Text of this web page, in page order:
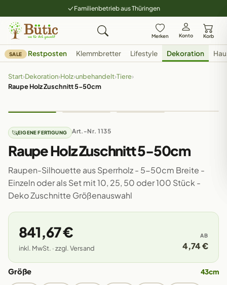
Familienbetrieb aus Thüringen
Merken Konto Korb
SALE Restposten Klemmbretter Lifestyle Dekoration
Start›Dekoration›Holz›unbehandelt›Tiere›
Raupe Holz Zuschnitt 5-50cm
EIGENE FERTIGUNG Art.-Nr. 1135
Raupe Holz Zuschnitt 5-50cm
Raupen-Silhouette aus Sperrholz - 5-50cm Breite -
Einzeln oder als Set mit 10, 25, 50 oder 100 Stück -
Deko Zuschnitte Größenauswahl
841,67 €
inkl. MwSt. · zzgl. Versand
AB
4,74 €
Größe 43cm